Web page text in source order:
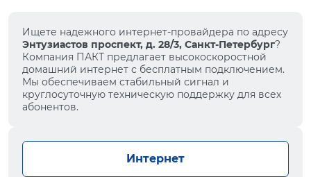
Ищете надежного интернет-провайдера по адресу
Энтузиастов проспект, д. 28/3, Санкт-Петербург?
Компания ПАКТ предлагает высокоскоростной
домашний интернет с бесплатным подключением.
Мы обеспечиваем стабильный сигнал и
круглосуточную техническую поддержку для всех
абонентов.
Интернет